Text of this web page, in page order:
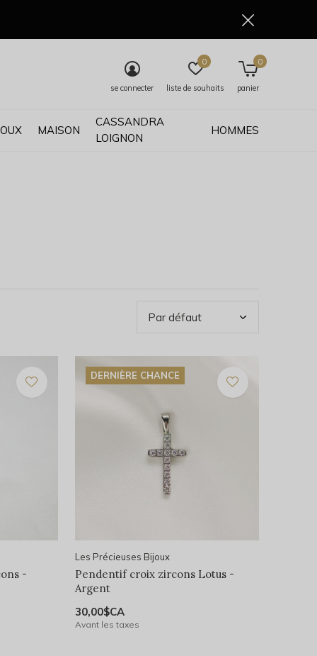
MAISON
CASSANDRA
LOIGNON
HOMMES
se connecter liste de souhaits
0
panier
0
-
DERNIÈRE CHANCE
Les Précieuses Bijoux
Pendentif croix zircons Lotus -
Argent
30,00$CA
Avant les taxes